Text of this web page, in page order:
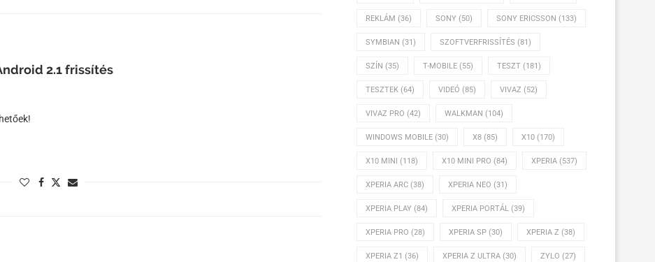
2.1 frissítés
REKLÁM (36) SONY (50) SONY ERICSSON (133)
SYMBIAN (31) SZOFTVERFRISSÍTÉS (81)
SZÍN (35) T-MOBILE (55) TESZT (181)
TESZTEK (64) VIDEÓ (85) VIVAZ (52)
VIVAZ PRO (42) WALKMAN (104)
WINDOWS MOBILE (30) X8 (85) X10 (170)
X10 MINI (118) X10 MINI PRO (84) XPERIA (537)
XPERIA ARC (38) XPERIA NEO (31)
XPERIA PLAY (84) XPERIA PORTÁL (39)
XPERIA PRO (28) XPERIA SP (30) XPERIA Z (38)
XPERIA Z1 (36) XPERIA Z ULTRA (30) ZYLO (27)